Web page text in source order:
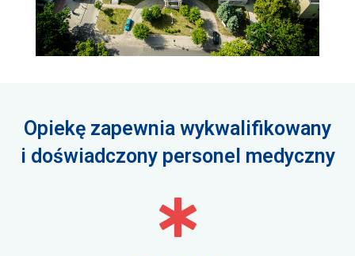
Opiekę zapewnia wykwalifikowany
i doświadczony personel medyczny